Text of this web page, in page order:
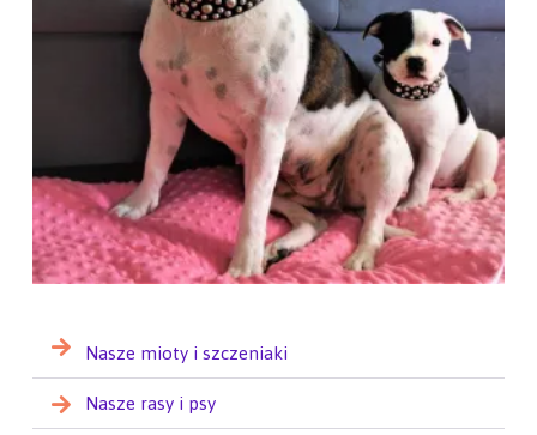
Nasze mioty i szczeniaki
Nasze rasy i psy